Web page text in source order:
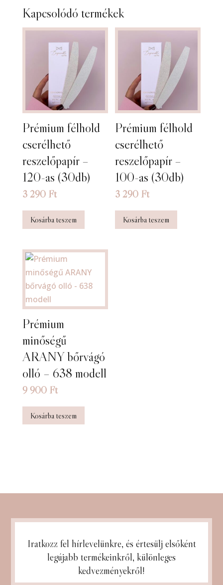
Kapcsolódó termékek
Prémium félhold
cserélhető
reszelőpapír –
120-as (30db)
3 290 Ft
Kosárba teszem
Prémium félhold
cserélhető
reszelőpapír –
100-as (30db)
3 290 Ft
Kosárba teszem
Prémium
minőségű
ARANY bőrvágó
olló – 638 modell
9 900 Ft
Kosárba teszem
Iratkozz fel hírlevelünkre, és értesülj elsőként
legújabb termékeinkről, különleges
kedvezményekről!